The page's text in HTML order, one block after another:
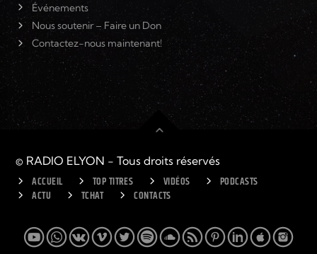
Événements
Nous soutenir – Faire un Don
Contactez-nous maintenant!
© RADIO ELYON - Tous droits réservés
ACCUEIL TOP TITRES VIDÉOS
PODCASTS
ACTU
TCHAT CONTACTS